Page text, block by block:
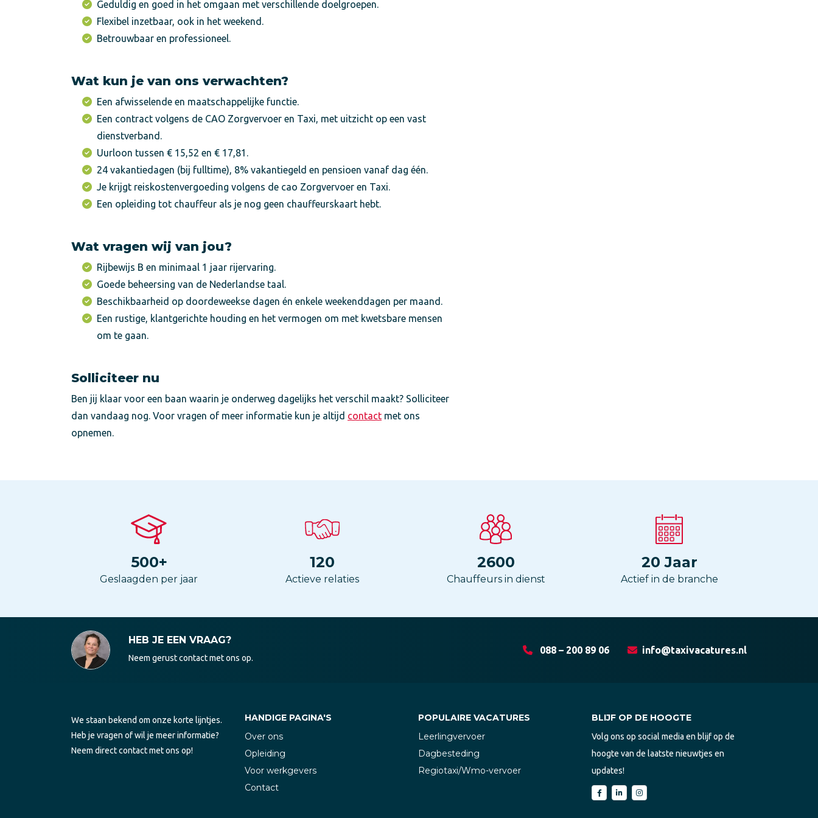
Geduldig en goed in het omgaan met verschillende doelgroepen.
Flexibel inzetbaar, ook in het weekend.
Betrouwbaar en professioneel.
Wat kun je van ons verwachten?
Een afwisselende en maatschappelijke functie.
Een contract volgens de CAO Zorgvervoer en Taxi, met uitzicht op een vast
dienstverband.
Uurloon tussen € 15,52 en € 17,81.
24 vakantiedagen (bij fulltime), 8% vakantiegeld en pensioen vanaf dag één.
Je krijgt reiskostenvergoeding volgens de cao Zorgvervoer en Taxi.
Een opleiding tot chauffeur als je nog geen chauffeurskaart hebt.
Wat vragen wij van jou?
Rijbewijs B en minimaal 1 jaar rijervaring.
Goede beheersing van de Nederlandse taal.
Beschikbaarheid op doordeweekse dagen én enkele weekenddagen per maand.
Een rustige, klantgerichte houding en het vermogen om met kwetsbare mensen
om te gaan.
Solliciteer nu
Ben jij klaar voor een baan waarin je onderweg dagelijks het verschil maakt? Solliciteer
dan vandaag nog. Voor vragen of meer informatie kun je altijd contact met ons
opnemen.
500+
Geslaagden per jaar
120
Actieve relaties
2600
Chauffeurs in dienst
20 Jaar
Actief in de branche
HEB JE EEN VRAAG?
Neem gerust contact met ons op.
088 – 200 89 06 info@taxivacatures.nl
We staan bekend om onze korte lijntjes.
Heb je vragen of wil je meer informatie?
Neem direct contact met ons op!
HANDIGE PAGINA'S
Over ons
Opleiding
Voor werkgevers
Contact
POPULAIRE VACATURES
Leerlingvervoer
Dagbesteding
Regiotaxi/Wmo-vervoer
BLIJF OP DE HOOGTE
Volg ons op social media en blijf op de
hoogte van de laatste nieuwtjes en
updates!